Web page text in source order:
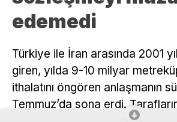
edemedi
Türkiye ile İran arasında 2001
giren, yılda 9-10 milyar
ithalatını öngören anlaşmanın
Temmuz’da sona erdi.